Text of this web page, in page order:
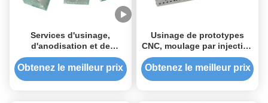
Services d'usinage,
d'anodisation et de
moulage de prototypes de
métaux
Obtenez le meilleur prix
Usinage de prototypes
CNC, moulage par injection
plastique et services de
fraisage d'aluminium
Obtenez le meilleur prix